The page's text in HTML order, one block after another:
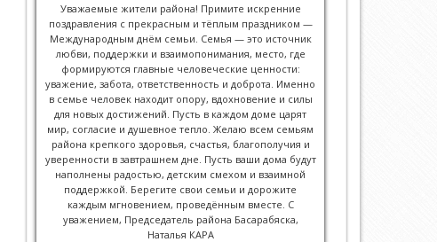
Уважаемые жители района! Примите искренние
поздравления с прекрасным и тёплым праздником —
Международным днём семьи. Семья — это источник
любви, поддержки и взаимопонимания, место, где
формируются главные человеческие ценности:
уважение, забота, ответственность и доброта. Именно
в семье человек находит опору, вдохновение и силы
для новых достижений. Пусть в каждом доме царят
мир, согласие и душевное тепло. Желаю всем семьям
района крепкого здоровья, счастья, благополучия и
уверенности в завтрашнем дне. Пусть ваши дома будут
наполнены радостью, детским смехом и взаимной
поддержкой. Берегите свои семьи и дорожите
каждым мгновением, проведённым вместе. С
уважением, Председатель района Басарабяска,
Наталья КАРА